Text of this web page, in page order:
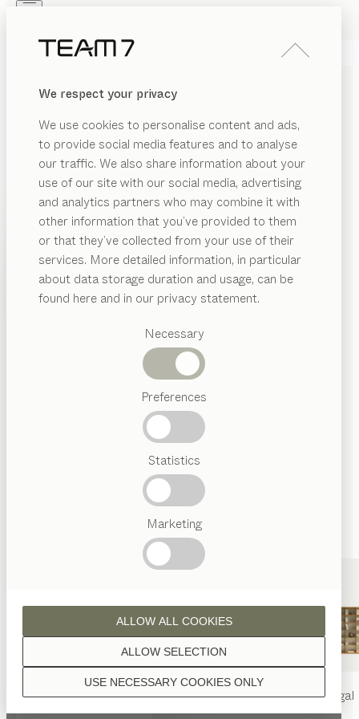
We respect your privacy
We use cookies to personalise content and ads,
to provide social media features and to analyse
our traffic. We also share information about your
use of our site with our social media, advertising
and analytics partners who may combine it with
other information that you’ve provided to them
or that they’ve collected from your use of their
services. More detailed information, in particular
about data storage duration and usage, can be
found here and in our privacy statement.
Necessary
Preferences
Statistics
Marketing
USE NECESSARY COOKIES ONLY
ALLOW SELECTION
ALLOW ALL COOKIES
PRODUKTE
INSPIRATION
HÄNDLER
Vorgeschlagene
Kategorien
Österreichisches
Handwerk
nyaTisch nyaStuhl filignoRegal
PRODUKTE
INSPIRATION
ÜBER UNS
luiSTUHL
von Jacob Strobel
lui vereint entspannte Attitüde mit zeitloser Eleganz.
Edel und leger zugleich, wirkt er in jedem Umfeld
passend und offenbart dabei außergewöhnlichen
Sitzkomfort. Ob am Esstisch oder im Homeoffice – lui
ist immer stilsicher.
KONFIGURIEREN
Wenn nicht anders angeführt, werden alle
Holzoberflächen mit reinem Naturöl veredelt.
Eiche
Eiche Weißöl